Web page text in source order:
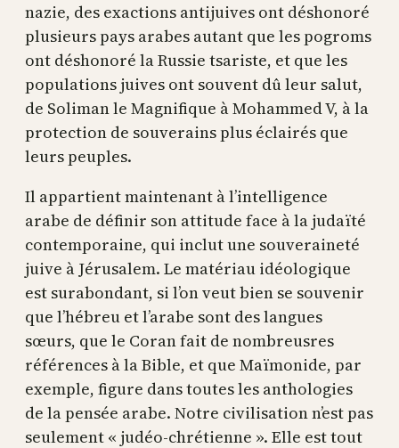
nazie, des exactions antijuives ont déshonoré
plusieurs pays arabes autant que les pogroms
ont déshonoré la Russie tsariste, et que les
populations juives ont souvent dû leur salut,
de Soliman le Magnifique à Mohammed V, à la
protection de souverains plus éclairés que
leurs peuples.
Il appartient maintenant à l’intelligence
arabe de définir son attitude face à la judaïté
contemporaine, qui inclut une souveraineté
juive à Jérusalem. Le matériau idéologique
est surabondant, si l’on veut bien se souvenir
que l’hébreu et l’arabe sont des langues
sœurs, que le Coran fait de nombreusres
références à la Bible, et que Maïmonide, par
exemple, figure dans toutes les anthologies
de la pensée arabe. Notre civilisation n’est pas
seulement « judéo-chrétienne ». Elle est tout